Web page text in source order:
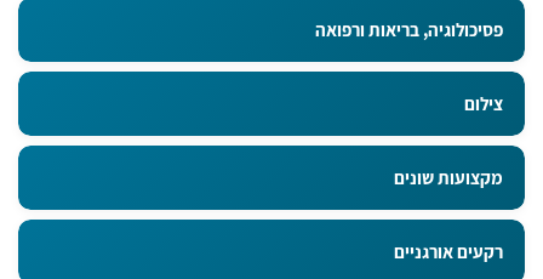
פסיכולוגיה, בריאות ורפואה
צילום
מקצועות שונים
רקעים אורגניים